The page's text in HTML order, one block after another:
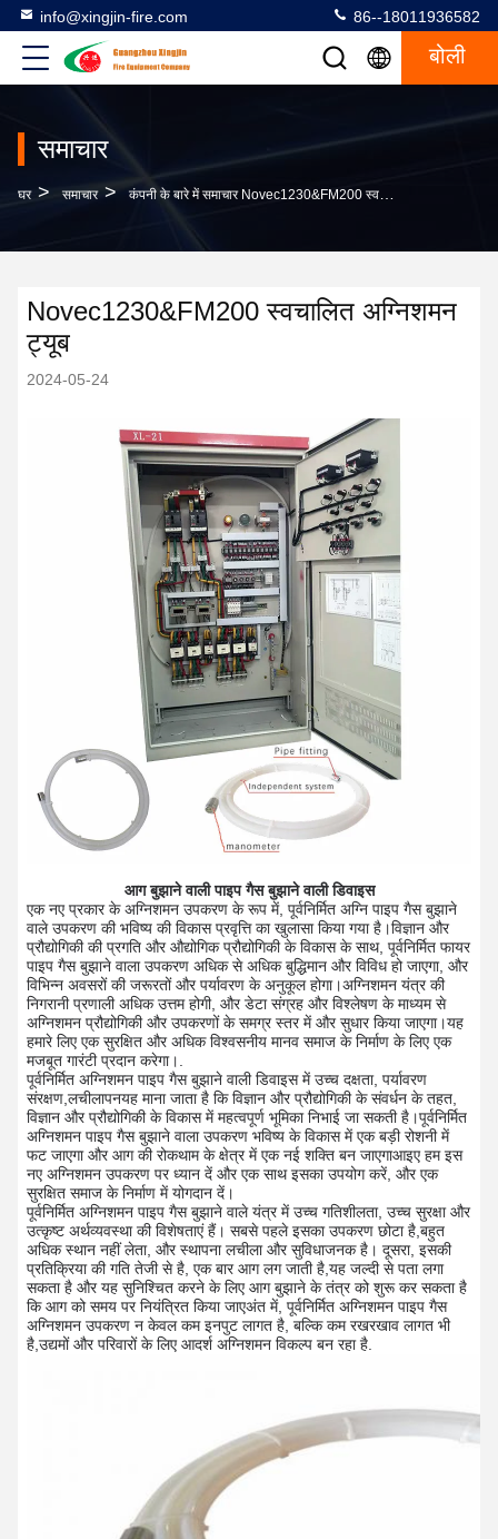
info@xingjin-fire.com 86--18011936582
बोली
समाचार
घर > समाचार > कंपनी के बारे में समाचार Novec1230&FM200 स्वचालित अग्निशमन ट्यूब
Novec1230&FM200 स्वचालित अग्निशमन
ट्यूब
2024-05-24
आग बुझाने वाली पाइप गैस बुझाने वाली डिवाइस
एक नए प्रकार के अग्निशमन उपकरण के रूप में, पूर्वनिर्मित अग्नि पाइप गैस बुझाने
वाले उपकरण की भविष्य की विकास प्रवृत्ति का खुलासा किया गया है।विज्ञान और
प्रौद्योगिकी की प्रगति और औद्योगिक प्रौद्योगिकी के विकास के साथ, पूर्वनिर्मित फायर
पाइप गैस बुझाने वाला उपकरण अधिक से अधिक बुद्धिमान और विविध हो जाएगा, और
विभिन्न अवसरों की जरूरतों और पर्यावरण के अनुकूल होगा।अग्निशमन यंत्र की
निगरानी प्रणाली अधिक उत्तम होगी, और डेटा संग्रह और विश्लेषण के माध्यम से
अग्निशमन प्रौद्योगिकी और उपकरणों के समग्र स्तर में और सुधार किया जाएगा।यह
हमारे लिए एक सुरक्षित और अधिक विश्वसनीय मानव समाज के निर्माण के लिए एक
मजबूत गारंटी प्रदान करेगा।.
पूर्वनिर्मित अग्निशमन पाइप गैस बुझाने वाली डिवाइस में उच्च दक्षता, पर्यावरण
संरक्षण,लचीलापनयह माना जाता है कि विज्ञान और प्रौद्योगिकी के संवर्धन के तहत,
विज्ञान और प्रौद्योगिकी के विकास में महत्वपूर्ण भूमिका निभाई जा सकती है।पूर्वनिर्मित
अग्निशमन पाइप गैस बुझाने वाला उपकरण भविष्य के विकास में एक बड़ी रोशनी में
फट जाएगा और आग की रोकथाम के क्षेत्र में एक नई शक्ति बन जाएगाआइए हम इस
नए अग्निशमन उपकरण पर ध्यान दें और एक साथ इसका उपयोग करें, और एक
सुरक्षित समाज के निर्माण में योगदान दें।
पूर्वनिर्मित अग्निशमन पाइप गैस बुझाने वाले यंत्र में उच्च गतिशीलता, उच्च सुरक्षा और
उत्कृष्ट अर्थव्यवस्था की विशेषताएं हैं। सबसे पहले इसका उपकरण छोटा है,बहुत
अधिक स्थान नहीं लेता, और स्थापना लचीला और सुविधाजनक है। दूसरा, इसकी
प्रतिक्रिया की गति तेजी से है, एक बार आग लग जाती है,यह जल्दी से पता लगा
सकता है और यह सुनिश्चित करने के लिए आग बुझाने के तंत्र को शुरू कर सकता है
कि आग को समय पर नियंत्रित किया जाएअंत में, पूर्वनिर्मित अग्निशमन पाइप गैस
अग्निशमन उपकरण न केवल कम इनपुट लागत है, बल्कि कम रखरखाव लागत भी
है,उद्यमों और परिवारों के लिए आदर्श अग्निशमन विकल्प बन रहा है.